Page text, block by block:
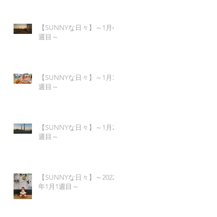
【SUNNYな日々】～1月4
週目～
【SUNNYな日々】～1月3
週目～
【SUNNYな日々】～1月2
週目～
【SUNNYな日々】～2022
年1月1週目～